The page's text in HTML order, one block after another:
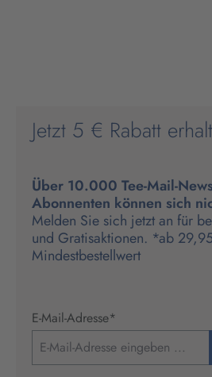
Jetzt 5 € Rabatt
Über 10.000 Tee-Mail-
Abonnenten können sich
Melden Sie sich jetzt an für
und Gratisaktionen. *ab
Mindestbestellwert
E-Mail-Adresse*